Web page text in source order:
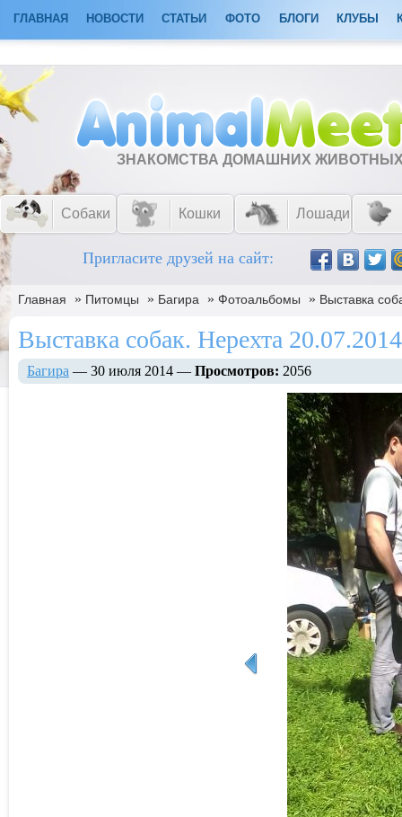
ГЛАВНАЯ НОВОСТИ СТАТЬИ ФОТО БЛОГИ КЛУБЫ
ЗНАКОМСТВА ДОМАШНИХ
Собаки Кошки Лошади
Пригласите друзей на сайт:
Главная » Питомцы » Багира » Фотоальбомы » Выставка
Выставка собак. Нерехта
Багира — 30 июля 2014 — Просмотров: 2056